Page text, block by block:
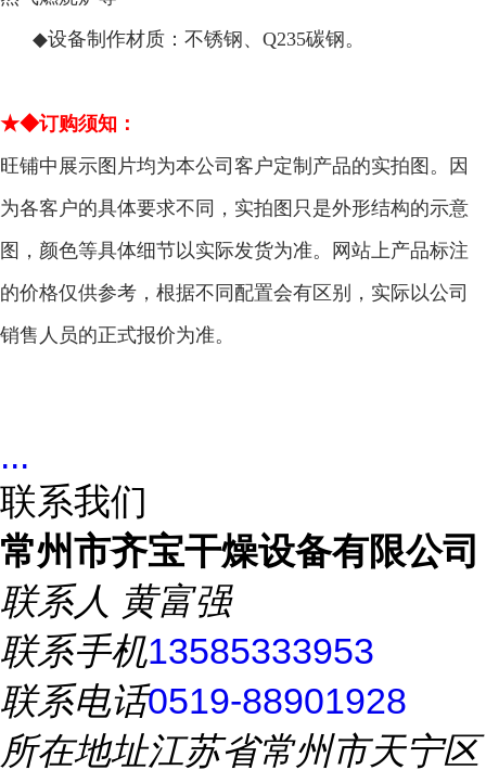
◆设备制作材质：不锈钢、Q235碳钢。
★◆订购须知：
旺铺中展示图片均为本公司客户定制产品的实拍图。因
为各客户的具体要求不同，实拍图只是外形结构的示意
图，颜色等具体细节以实际发货为准。网站上产品标注
的价格仅供参考，根据不同配置会有区别，实际以公司
销售人员的正式报价为准。
...
联系我们
常州市齐宝干燥设备有限公司
联系人 黄富强
联系手机13585333953
联系电话0519-88901928
所在地址江苏省常州市天宁区